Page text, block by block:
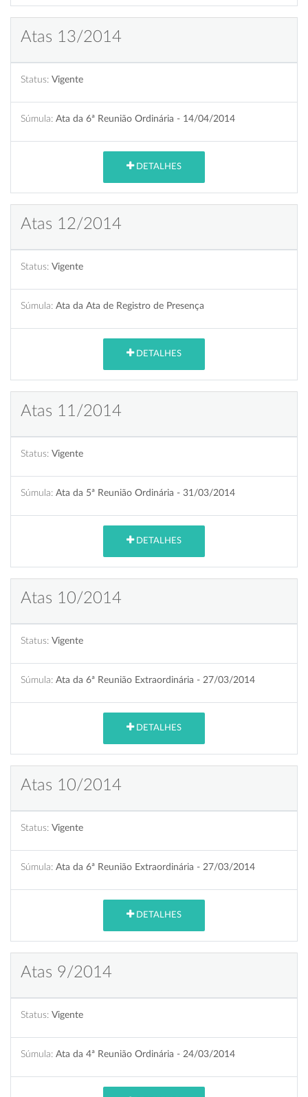
Atas 13/2014
Status: Vigente
Súmula: Ata da 6ª Reunião Ordinária - 14/04/2014
DETALHES
Atas 12/2014
Status: Vigente
Súmula: Ata da Ata de Registro de Presença
DETALHES
Atas 11/2014
Status: Vigente
Súmula: Ata da 5ª Reunião Ordinária - 31/03/2014
DETALHES
Atas 10/2014
Status: Vigente
Súmula: Ata da 6ª Reunião Extraordinária - 27/03/2014
DETALHES
Atas 10/2014
Status: Vigente
Súmula: Ata da 6ª Reunião Extraordinária - 27/03/2014
DETALHES
Atas 9/2014
Status: Vigente
Súmula: Ata da 4ª Reunião Ordinária - 24/03/2014